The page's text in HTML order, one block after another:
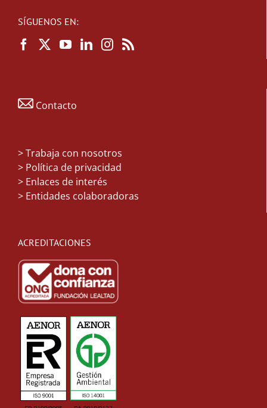
SÍGUENOS EN:
Contacto
>Trabaja con nosotros
> Política de privacidad
> Enlaces de interés
> Entidades colaboradoras
ACREDITACIONES